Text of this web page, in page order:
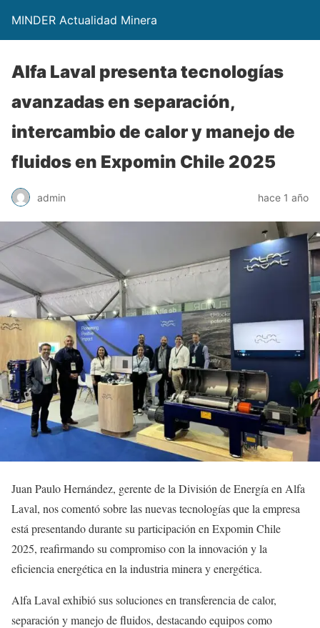
MINDER Actualidad Minera
Alfa Laval presenta tecnologías
avanzadas en separación,
intercambio de calor y manejo de
fluidos en Expomin Chile 2025
admin hace 1 año
Juan Paulo Hernández, gerente de la División de Energía en Alfa
Laval, nos comentó sobre las nuevas tecnologías que la empresa
está presentando durante su participación en Expomin Chile
2025, reafirmando su compromiso con la innovación y la
eficiencia energética en la industria minera y energética.
Alfa Laval exhibió sus soluciones en transferencia de calor,
separación y manejo de fluidos, destacando equipos como